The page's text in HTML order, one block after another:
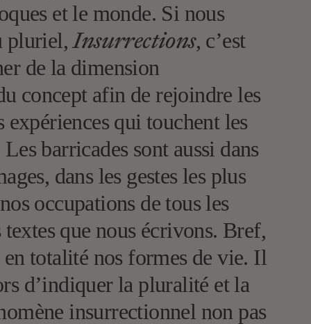
et le monde. Si nous
pluriel,Insurrections, c’est
de la dimension
concept afin de rejoindre les
expériences qui touchent les
barricades sont aussi dans
dans les gestes les plus
occupations de tous les
textes que nous écrivons. Bref,
en totalité nos formes de vie. Il
d’indiquer la pluralité et la
insurrectionnel non pas